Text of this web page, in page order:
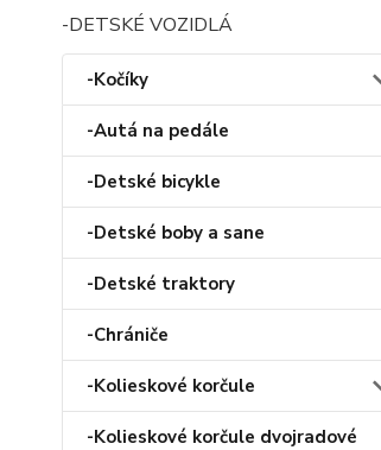
-DETSKÉ VOZIDLÁ
-Kočíky
-Autá na pedále
-Detské bicykle
-Detské boby a sane
-Detské traktory
-Chrániče
-Kolieskové korčule
-Kolieskové korčule dvojradové